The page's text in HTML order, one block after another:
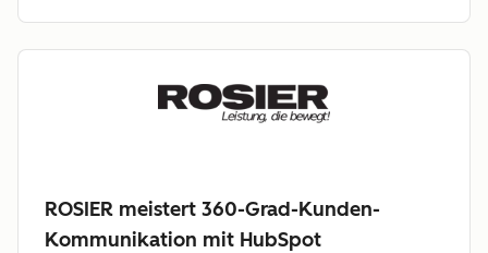
ROSIER meistert 360-Grad-Kunden-
Kommunikation mit HubSpot